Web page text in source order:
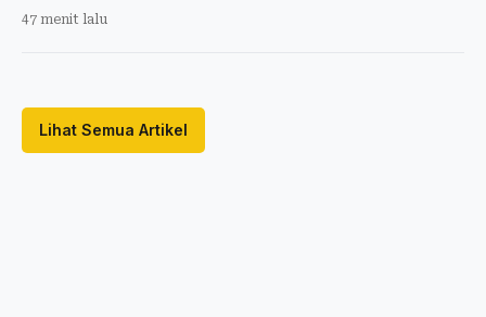
47 menit lalu
Lihat Semua Artikel